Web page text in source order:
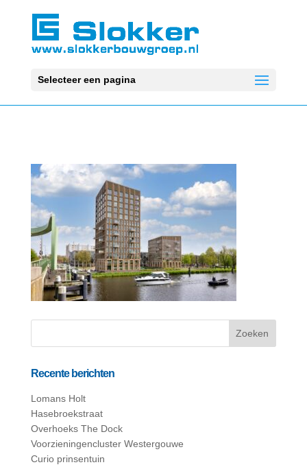
Selecteer een pagina
Recente berichten
Lomans Holt
Hasebroekstraat
Overhoeks The Dock
Voorzieningencluster Westergouwe
Curio prinsentuin